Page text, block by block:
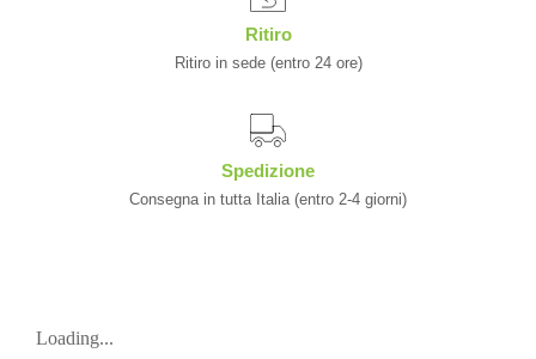
Ritiro
Ritiro in sede (entro 24 ore)
Spedizione
Consegna in tutta Italia (entro 2-4 giorni)
Loading...